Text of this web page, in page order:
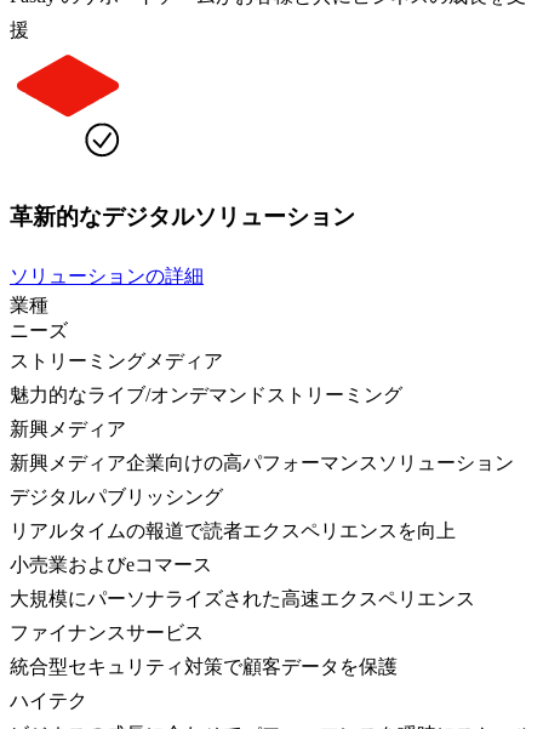
援
革新的なデジタルソリューション
ソリューションの詳細
業種
ニーズ
ストリーミングメディア
魅力的なライブ/オンデマンドストリーミング
新興メディア
新興メディア企業向けの高パフォーマンスソリューション
デジタルパブリッシング
リアルタイムの報道で読者エクスペリエンスを向上
小売業およびeコマース
大規模にパーソナライズされた高速エクスペリエンス
ファイナンスサービス
統合型セキュリティ対策で顧客データを保護
ハイテク